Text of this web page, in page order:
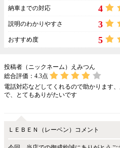
納車までの対応 4
説明のわかりやすさ 3
おすすめ度 5
投稿者（ニックネーム）えみつん
総合評価： 4.3点
電話対応などしてくれるので助かります
で、とてもありがたいです
ＬＥＢＥＮ（レーベン）コメント